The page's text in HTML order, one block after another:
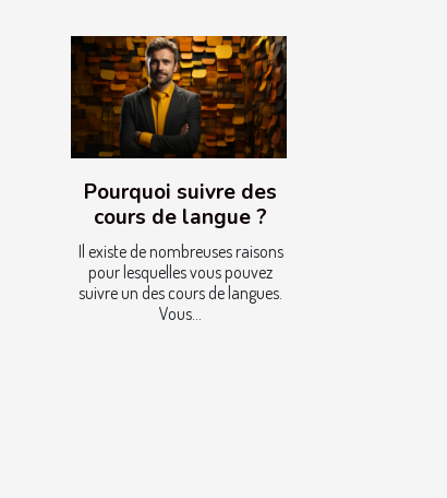
Pourquoi suivre des
cours de langue ?
Il existe de nombreuses raisons
pour lesquelles vous pouvez
suivre un des cours de langues.
Vous...